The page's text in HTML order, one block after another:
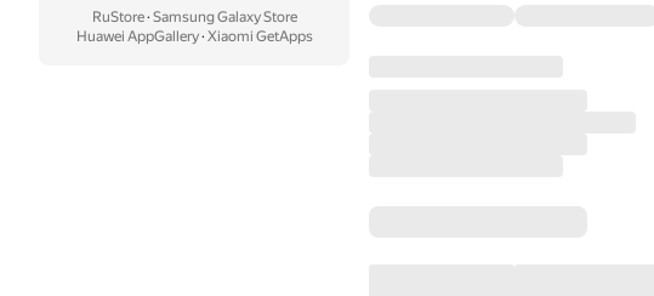
RuStore· Samsung Galaxy Store
Huawei AppGallery· Xiaomi GetApps